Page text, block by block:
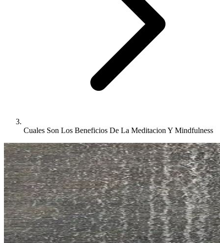
Cuales Son Los Beneficios De La Meditacion Y Mindfulness